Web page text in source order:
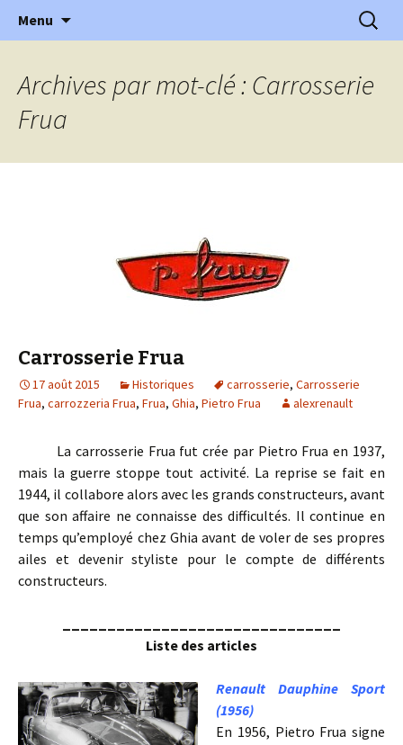
l'Automobile Ancienne
l'automobile ancienne : articles, historiques
…
Menu
Archives par mot-clé : Carrosserie
Frua
Carrosserie Frua
17 août 2015 Historiques carrosserie, Carrosserie
Frua, carrozzeria Frua, Frua, Ghia, Pietro Frua alexrenault
La carrosserie Frua fut crée par Pietro Frua en 1937,
mais la guerre stoppe tout activité. La reprise se fait en
1944, il collabore alors avec les grands constructeurs, avant
que son affaire ne connaisse des difficultés. Il continue en
temps qu’employé chez Ghia avant de voler de ses propres
ailes et devenir styliste pour le compte de différents
constructeurs.
Liste des articles
Renault Dauphine Sport
(1956)
En 1956, Pietro Frua signe